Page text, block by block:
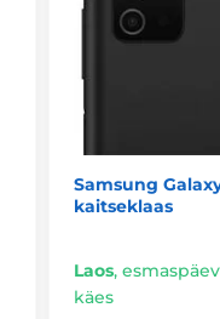
Samsung
kaitseklaas
Laos,
käes